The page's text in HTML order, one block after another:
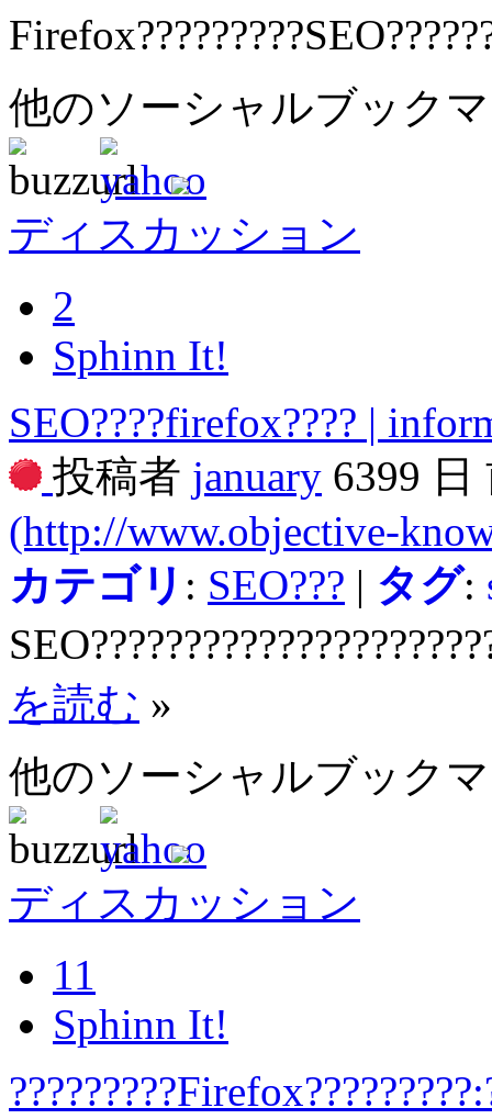
他のソーシャルブック
ディスカッション
2
Sphinn It!
SEO????firefox???? |
投稿者 january 6399 日
(http://www.objective-
カテゴリ : SEO??? | タグ:
を読む »
他のソーシャルブック
ディスカッション
11
Sphinn It!